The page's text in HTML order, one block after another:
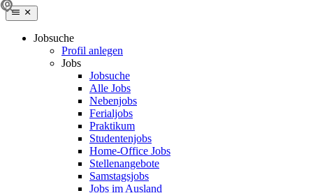
Jobsuche
Profil anlegen
Jobs
Jobsuche
Alle Jobs
Nebenjobs
Ferialjobs
Praktikum
Studentenjobs
Home-Office Jobs
Stellenangebote
Samstagsjobs
Jobs im Ausland